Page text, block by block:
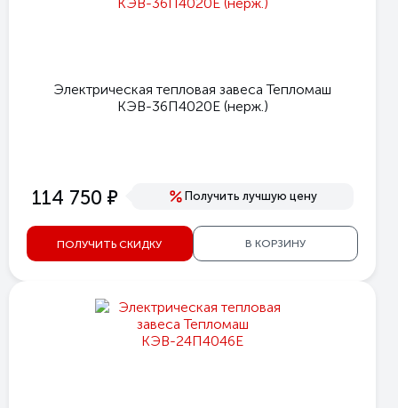
Электрическая тепловая завеса Тепломаш
КЭВ-36П4020E (нерж.)
114 750 е Получить лучшую цену
ПОЛУЧИТЬ СКИДКУ В КОРЗИНУ